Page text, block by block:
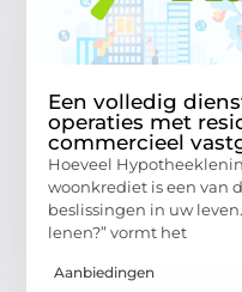
Een volledig
operaties met
commercieel
Hoeveel
woonkrediet is een van
beslissingen in uw
lenen?” vormt het
Aanbiedingen